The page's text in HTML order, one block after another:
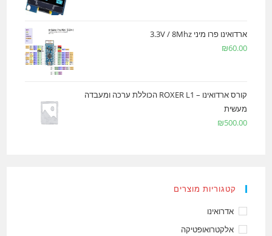
ארדואינו פרו מיני 3.3V / 8Mhz
₪60.00
קורס ארדואינו – ROXER L1 הכוללת ערכה ומעבדה
מעשית
₪500.00
קטגוריות מוצרים
אדרואינו
אלקטרואופטיקה